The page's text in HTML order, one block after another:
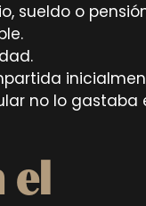
sueldo o
no lo gastaba
el